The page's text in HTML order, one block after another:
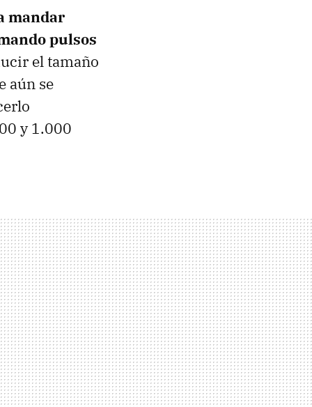
mandar
pulsos
el tamaño
aún se
y 1.000